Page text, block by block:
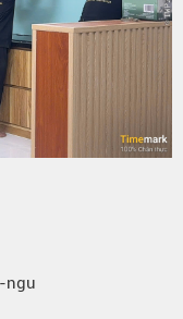
ngu